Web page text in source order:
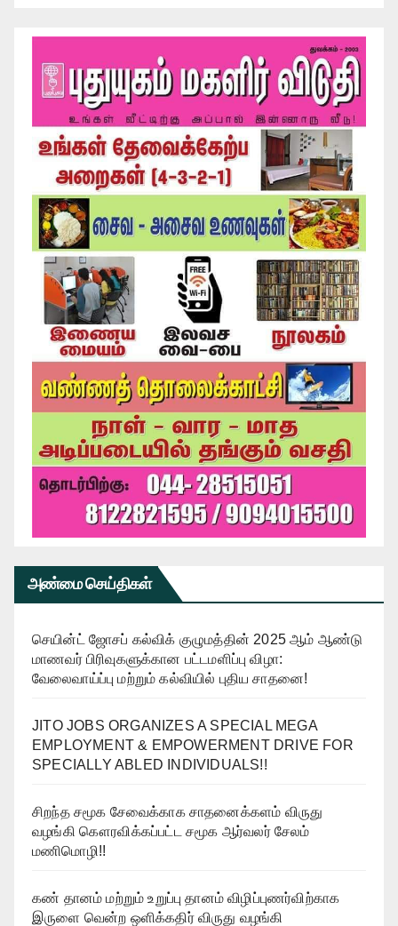
அண்மை செய்திகள்
செயின்ட் ஜோசப் கல்விக் குழுமத்தின் 2025 ஆம் ஆண்டு
மாணவர் பிரிவுகளுக்கான பட்டமளிப்பு விழா:
வேலைவாய்ப்பு மற்றும் கல்வியில் புதிய சாதனை!
JITO JOBS ORGANIZES A SPECIAL MEGA
EMPLOYMENT & EMPOWERMENT DRIVE FOR
SPECIALLY ABLED INDIVIDUALS!!
சிறந்த சமூக சேவைக்காக சாதனைக்களம் விருது
வழங்கி கௌரவிக்கப்பட்ட சமூக ஆர்வலர் சேலம்
மணிமொழி!!
கண் தானம் மற்றும் உறுப்பு தானம் விழிப்புணர்விற்காக
இருளை வென்ற ஒளிக்கதிர் விருது வழங்கி